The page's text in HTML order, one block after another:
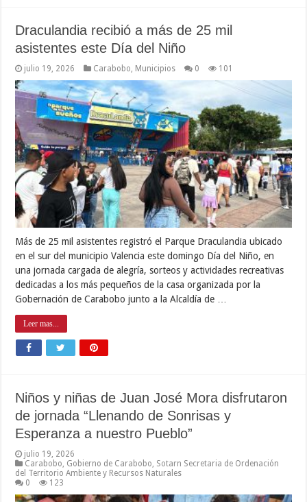
Draculandia recibió a más de 25 mil
asistentes este Día del Niño
julio 19, 2026 Carabobo, Municipios 0 101
Más de 25 mil asistentes registró el Parque Draculandia ubicado
en el sur del municipio Valencia este domingo Día del Niño, en
una jornada cargada de alegría, sorteos y actividades recreativas
dedicadas a los más pequeños de la casa organizada por la
Gobernación de Carabobo junto a la Alcaldía de …
Leer mas...
Niños y niñas de Juan José Mora disfrutaron
de jornada “Llenando de Sonrisas y
Esperanza a nuestro Pueblo”
julio 19, 2026
Carabobo, Gobierno de Carabobo, Sotarn Secretaria de Ordenación
del Territorio Ambiente y Recursos Naturales
0
123